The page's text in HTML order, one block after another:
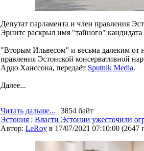
Депутат парламента и член правления
Эрнитс раскрыл имя "тайного"
"Вторым Ильвесом" и весьма далеким от
правления Эстонской консервативной
Ардо Ханссона, передаёт Sputnik Media.
Далее...
Читать дальше... | 3854 байт
Эстония : Власти Эстонии ужесточили
Автор: LeRoy в 17/07/2021 07:10:00 (2647